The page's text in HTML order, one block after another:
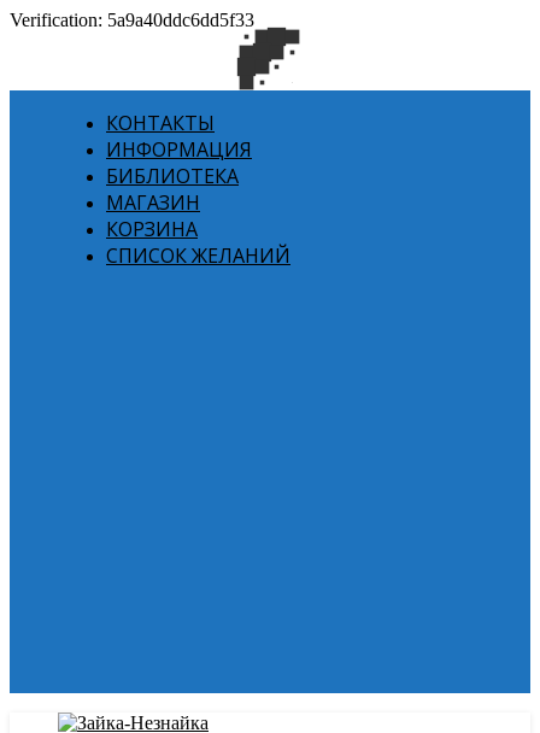
Verification: 5a9a40ddc6dd5f33
КОНТАКТЫ
ИНФОРМАЦИЯ
БИБЛИОТЕКА
МАГАЗИН
КОРЗИНА
СПИСОК ЖЕЛАНИЙ